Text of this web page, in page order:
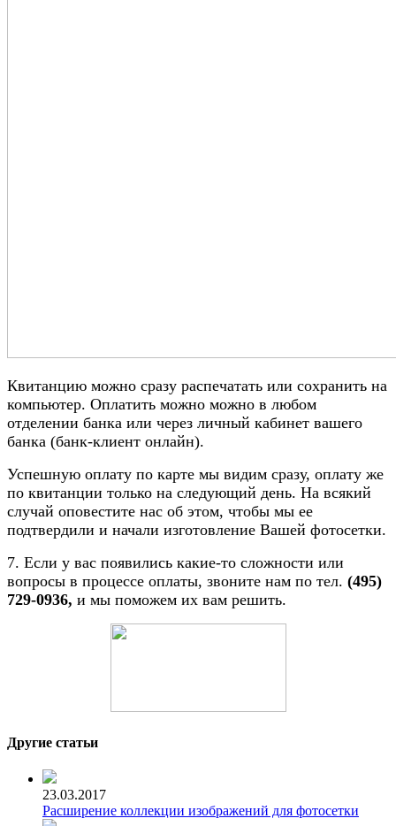
Квитанцию можно сразу распечатать или сохранить на
компьютер. Оплатить можно можно в любом
отделении банка или через личный кабинет вашего
банка (банк-клиент онлайн).
Успешную оплату по карте мы видим сразу, оплату же
по квитанции только на следующий день. На всякий
случай оповестите нас об этом, чтобы мы ее
подтвердили и начали изготовление Вашей фотосетки.
7. Если у вас появились какие-то сложности или
вопросы в процессе оплаты, звоните нам по тел. (495)
729-0936, и мы поможем их вам решить.
Другие статьи
23.03.2017
Расширение коллекции изображений для фотосетки